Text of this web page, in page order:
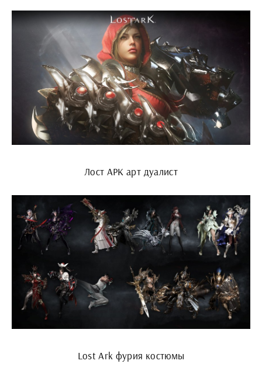
Лост АРК арт дуалист
Lost Ark фурия костюмы